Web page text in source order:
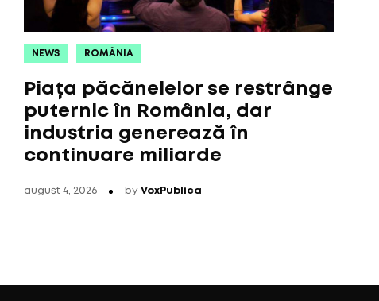
NEWS ROMÂNIA
Piața păcănelelor se restrânge
puternic în România, dar
industria generează în
continuare miliarde
august 4, 2026 by VoxPublica